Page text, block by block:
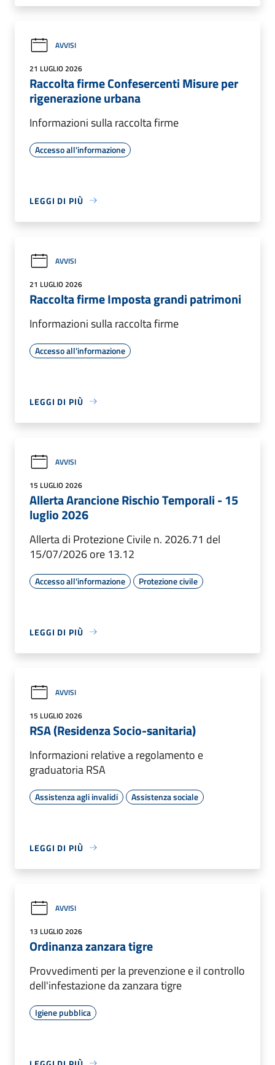
AVVISI
21 LUGLIO 2026
Raccolta firme Confesercenti Misure per
rigenerazione urbana
Informazioni sulla raccolta firme
Accesso all'informazione
LEGGI DI PIÙ
AVVISI
21 LUGLIO 2026
Raccolta firme Imposta grandi patrimoni
Informazioni sulla raccolta firme
Accesso all'informazione
LEGGI DI PIÙ
AVVISI
15 LUGLIO 2026
Allerta Arancione Rischio Temporali - 15
luglio 2026
Allerta di Protezione Civile n. 2026.71 del
15/07/2026 ore 13.12
Accesso all'informazione Protezione civile
LEGGI DI PIÙ
AVVISI
15 LUGLIO 2026
RSA (Residenza Socio-sanitaria)
Informazioni relative a regolamento e
graduatoria RSA
Assistenza agli invalidi Assistenza sociale
LEGGI DI PIÙ
AVVISI
13 LUGLIO 2026
Ordinanza zanzara tigre
Provvedimenti per la prevenzione e il controllo
dell'infestazione da zanzara tigre
Igiene pubblica